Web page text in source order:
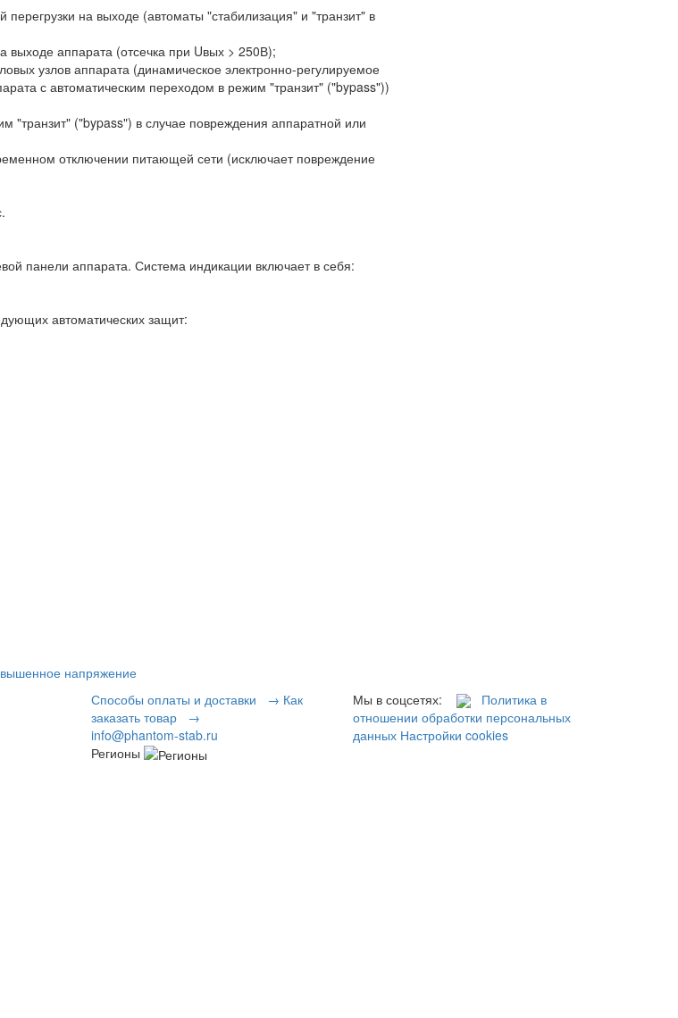
на выходе (автоматы "стабилизация" и "транзит" в
выходе аппарата (отсечка при Uвых > 250В);
узлов аппарата (динамическое электронно-регулируемое
с автоматическим переходом в режим "транзит" ("bypass"))
"транзит" ("bypass") в случае повреждения аппаратной или
отключении питающей сети (исключает повреждение
панели аппарата. Система индикации включает в себя:
автоматических защит:
напряжение
Способы оплаты и доставки → Как
заказать товар →
info@phantom-stab.ru
Регионы
Мы в соцсетях:
Политика в
отношении обработки персональных
данных Настройки cookies